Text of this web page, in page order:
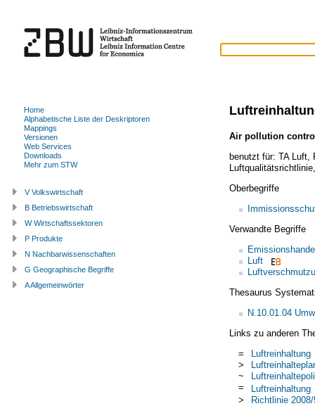
Air pollution
benutzt für: TA Luft,
Luftqualitätsrichtlinie
Oberbegriffe
Verwandte Begriffe
Luft
Thesaurus
N.10.01.04
Links zu anderen
=
Luftreinhaltung
>
~
=
Luftreinhaltung
>
Richtlinie
Home
Alphabetische Liste der Deskriptoren
Mappings
Versionen
Web Services
Downloads
Mehr zum STW
V Volkswirtschaft
B Betriebswirtschaft
W Wirtschaftssektoren
P Produkte
N Nachbarwissenschaften
G Geographische Begriffe
A Allgemeinwörter